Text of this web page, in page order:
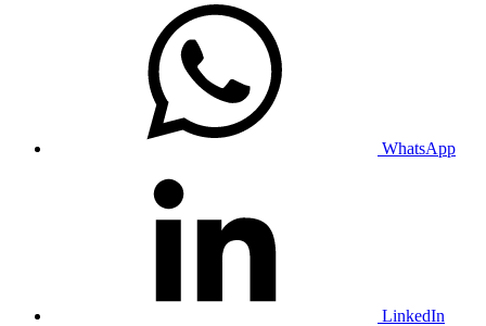
WhatsApp
LinkedIn